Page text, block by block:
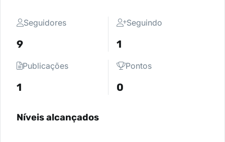
Seguidores
9
Seguindo
1
Publicações
1
Pontos
0
Níveis alcançados